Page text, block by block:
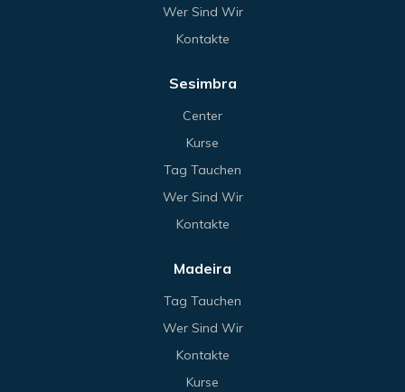
Wer Sind Wir
Kontakte
Sesimbra
Center
Kurse
Tag Tauchen
Wer Sind Wir
Kontakte
Madeira
Tag Tauchen
Wer Sind Wir
Kontakte
Kurse